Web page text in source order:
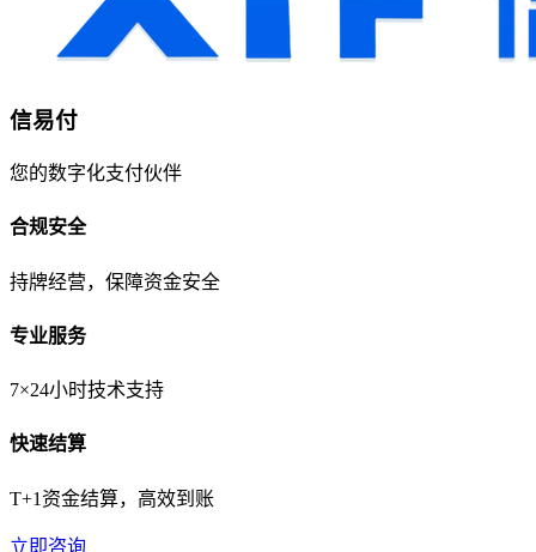
信易付
您的数字化支付伙伴
合规安全
持牌经营，保障资金安全
专业服务
7×24小时技术支持
快速结算
T+1资金结算，高效到账
立即咨询